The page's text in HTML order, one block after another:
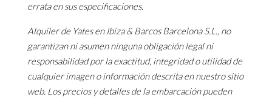
errata en sus especificaciones.
Alquiler de Yates en Ibiza & Barcos Barcelona S.L., no
garantizan ni asumen ninguna obligación legal ni
responsabilidad por la exactitud, integridad o utilidad de
cualquier imagen o información descrita en nuestro sitio
web. Los precios y detalles de la embarcación pueden